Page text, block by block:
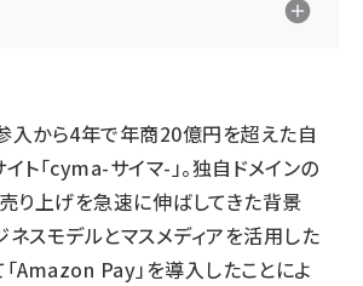
入から4年で年商20億円を超えた自
ト「cyma-サイマ-」。独自ドメインの
り上げを急速に伸ばしてきた背景
ネスモデルとマスメディアを活用した
「Amazon Pay」を導入したことによ